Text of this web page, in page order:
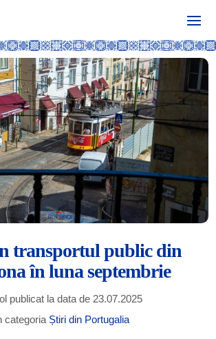
transportul public din
în luna septembrie
publicat la data de 23.07.2025
categoria Știri din Portugalia